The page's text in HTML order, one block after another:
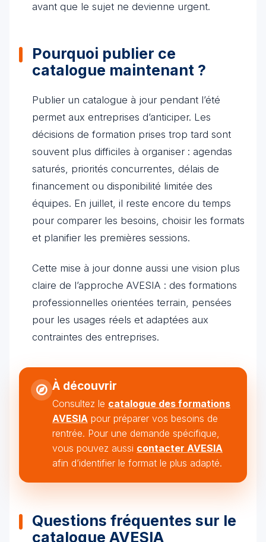
avant que le sujet ne devienne urgent.
Pourquoi publier ce
catalogue maintenant ?
Publier un catalogue à jour pendant l’été
permet aux entreprises d’anticiper. Les
décisions de formation prises trop tard sont
souvent plus difficiles à organiser : agendas
saturés, priorités concurrentes, délais de
financement ou disponibilité limitée des
équipes. En juillet, il reste encore du temps
pour comparer les besoins, choisir les formats
et planifier les premières sessions.
Cette mise à jour donne aussi une vision plus
claire de l’approche AVESIA : des formations
professionnelles orientées terrain, pensées
pour les usages réels et adaptées aux
contraintes des entreprises.
À découvrir
Consultez le catalogue des formations
AVESIA pour préparer vos besoins de
rentrée. Pour une demande spécifique,
vous pouvez aussi contacter AVESIA
afin d’identifier le format le plus adapté.
Questions fréquentes sur le
catalogue AVESIA